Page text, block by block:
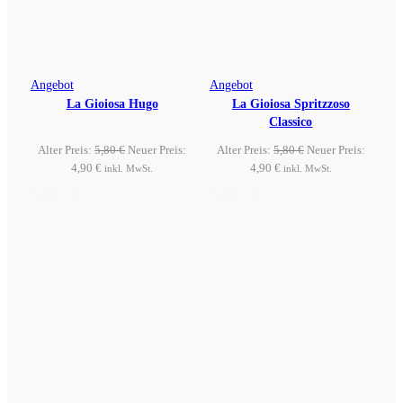
AngebotProdukt
im
La Gioiosa Hugo
Alter Preis: 5,80€ Ursprünglicher
Preis
Neuer Preis:
4,90€Aktueller
inkl. MwSt.
AngebotProdukt
im
Angebot
La Gioiosa Spritzzoso
Classico
Alter Preis: 5,80€ Ursprünglicher
Preis
Neuer Preis:
4,90 €Aktueller
inkl. MwSt.